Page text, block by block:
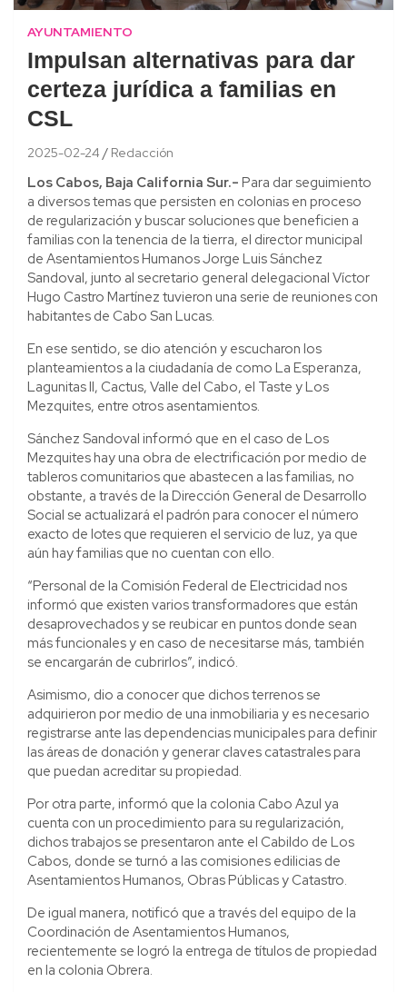
AYUNTAMIENTO
Impulsan alternativas para dar
certeza jurídica a familias en
CSL
2025-02-24 Redacción
Los Cabos, Baja California Sur.- Para dar seguimiento
a diversos temas que persisten en colonias en proceso
de regularización y buscar soluciones que beneficien a
familias con la tenencia de la tierra, el director municipal
de Asentamientos Humanos Jorge Luis Sánchez
Sandoval, junto al secretario general delegacional Víctor
Hugo Castro Martínez tuvieron una serie de reuniones con
habitantes de Cabo San Lucas.
En ese sentido, se dio atención y escucharon los
planteamientos a la ciudadanía de como La Esperanza,
Lagunitas ll, Cactus, Valle del Cabo, el Taste y Los
Mezquites, entre otros asentamientos.
Sánchez Sandoval informó que en el caso de Los
Mezquites hay una obra de electrificación por medio de
tableros comunitarios que abastecen a las familias, no
obstante, a través de la Dirección General de Desarrollo
Social se actualizará el padrón para conocer el número
exacto de lotes que requieren el servicio de luz, ya que
aún hay familias que no cuentan con ello.
“Personal de la Comisión Federal de Electricidad nos
informó que existen varios transformadores que están
desaprovechados y se reubicar en puntos donde sean
más funcionales y en caso de necesitarse más, también
se encargarán de cubrirlos”, indicó.
Asimismo, dio a conocer que dichos terrenos se
adquirieron por medio de una inmobiliaria y es necesario
registrarse ante las dependencias municipales para definir
las áreas de donación y generar claves catastrales para
que puedan acreditar su propiedad.
Por otra parte, informó que la colonia Cabo Azul ya
cuenta con un procedimiento para su regularización,
dichos trabajos se presentaron ante el Cabildo de Los
Cabos, donde se turnó a las comisiones edilicias de
Asentamientos Humanos, Obras Públicas y Catastro.
De igual manera, notificó que a través del equipo de la
Coordinación de Asentamientos Humanos,
recientemente se logró la entrega de títulos de propiedad
en la colonia Obrera.